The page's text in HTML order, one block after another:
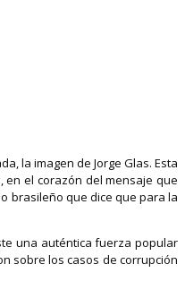
la imagen de Jorge Glas. Esta
en el corazón del mensaje que
brasileño que dice que para la
una auténtica fuerza popular
sobre los casos de corrupción